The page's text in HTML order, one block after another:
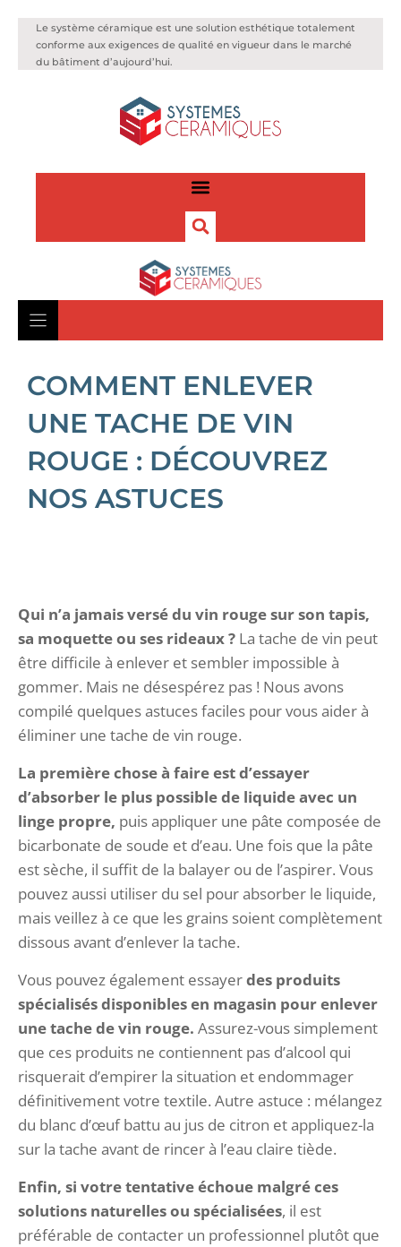
Le système céramique est une solution esthétique totalement
conforme aux exigences de qualité en vigueur dans le marché
du bâtiment d’aujourd’hui.
COMMENT ENLEVER
UNE TACHE DE VIN
ROUGE : DÉCOUVREZ
NOS ASTUCES
Qui n’a jamais versé du vin rouge sur son tapis,
sa moquette ou ses rideaux ? La tache de vin peut
être difficile à enlever et sembler impossible à
gommer. Mais ne désespérez pas ! Nous avons
compilé quelques astuces faciles pour vous aider à
éliminer une tache de vin rouge.
La première chose à faire est d’essayer
d’absorber le plus possible de liquide avec un
linge propre, puis appliquer une pâte composée de
bicarbonate de soude et d’eau. Une fois que la pâte
est sèche, il suffit de la balayer ou de l’aspirer. Vous
pouvez aussi utiliser du sel pour absorber le liquide,
mais veillez à ce que les grains soient complètement
dissous avant d’enlever la tache.
Vous pouvez également essayerdes produits
spécialisés disponibles en magasin pour enlever
une tache de vin rouge. Assurez-vous simplement
que ces produits ne contiennent pas d’alcool qui
risquerait d’empirer la situation et endommager
définitivement votre textile. Autre astuce : mélangez
du blanc d’œuf battu au jus de citron et appliquez-la
sur la tache avant de rincer à l’eau claire tiède.
Enfin, si votre tentative échoue malgré ces
solutions naturelles ou spécialisées, il est
préférable de contacter un professionnel plutôt que